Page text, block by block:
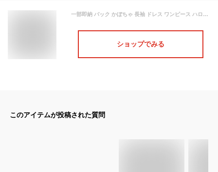
一部即納 バック かぼちゃ 長袖 ドレス ワンピース ハロウィン衣装 レディース 薄手 鮮やか コスチューム コスプレ衣装 リボン付き コス用 cosplay ハロウィン パーティー イベント 舞台 演出服 仮面 ハロウィーン
ショップでみる
このアイテムが投稿された質問